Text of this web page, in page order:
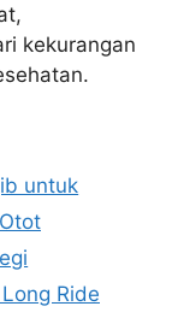
kekurangan
untuk
Ride